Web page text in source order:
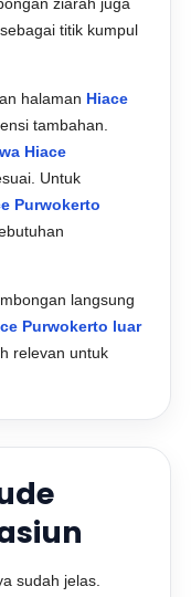
titik kumpul
halaman Hiace
tambahan.
Hiace
Untuk
Purwokerto
langsung
Purwokerto luar
relevan untuk
sudah jelas.